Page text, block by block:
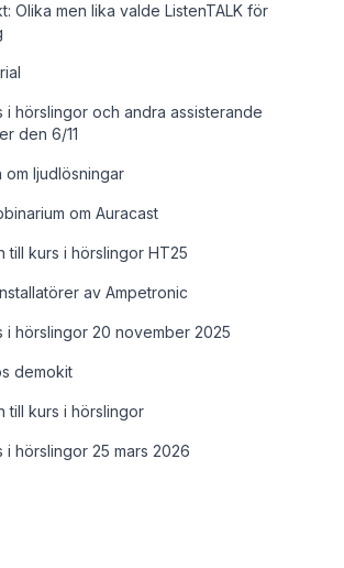
Olika men lika valde ListenTALK för
i hörslingor och andra assisterande
den 6/11
om ljudlösningar
om Auracast
till kurs i hörslingor HT25
av Ampetronic
i hörslingor 20 november 2025
demokit
till kurs i hörslingor
i hörslingor 25 mars 2026